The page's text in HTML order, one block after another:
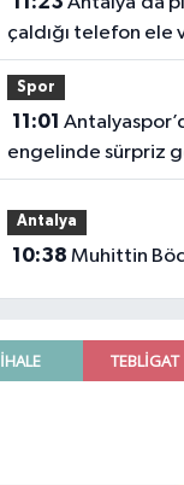
çaldığı telefon ele
Spor
11:01
engelinde sürpriz
Antalya
10:38 Muhittin